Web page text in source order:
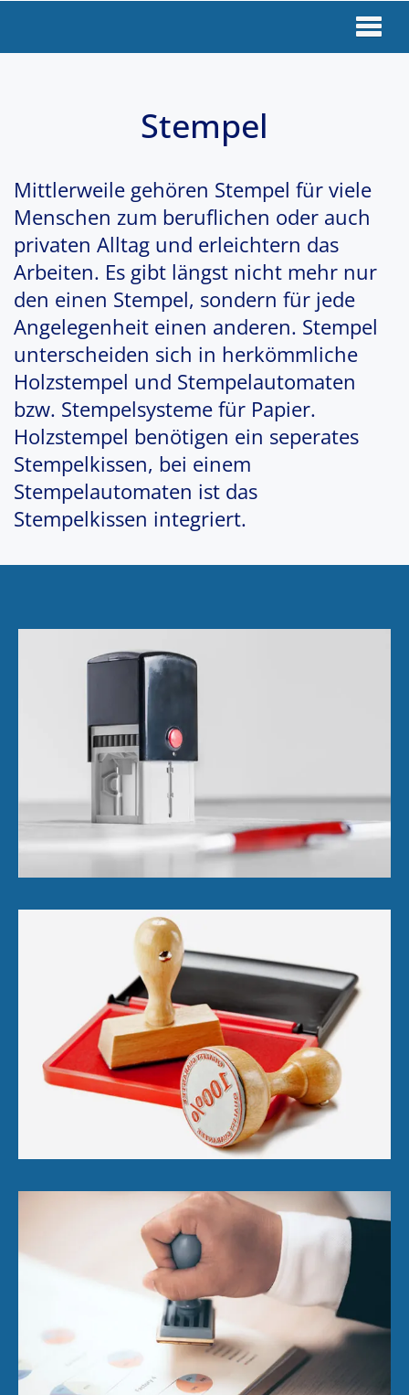
Stempel
Mittlerweile gehören Stempel für viele
Menschen zum beruflichen oder auch
privaten Alltag und erleichtern das
Arbeiten. Es gibt längst nicht mehr nur
den einen Stempel, sondern für jede
Angelegenheit einen anderen. Stempel
unterscheiden sich in herkömmliche
Holzstempel und Stempelautomaten
bzw. Stempelsysteme für Papier.
Holzstempel benötigen ein seperates
Stempelkissen, bei einem
Stempelautomaten ist das
Stempelkissen integriert.